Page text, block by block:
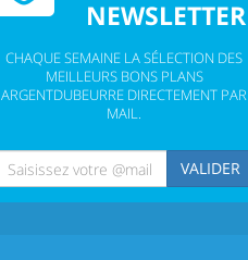
NEWSLETTER
CHAQUE SEMAINE LA SÉLECTION DES
MEILLEURS BONS PLANS
ARGENTDUBEURRE DIRECTEMENT PAR
MAIL.
VALIDER